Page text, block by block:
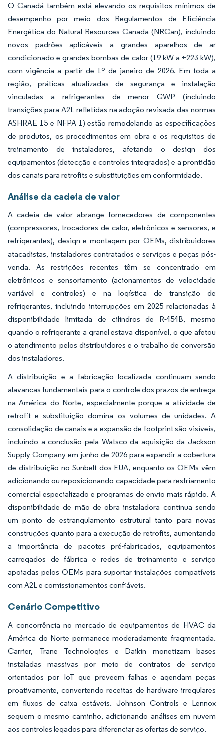
O Canadá também está elevando os requisitos mínimos de
desempenho por meio dos Regulamentos de Eficiência
Energética do Natural Resources Canada (NRCan), incluindo
novos padrões aplicáveis a grandes aparelhos de ar
condicionado e grandes bombas de calor (19 kW a <223 kW),
com vigência a partir de 1º de janeiro de 2026. Em toda a
região, práticas atualizadas de segurança e instalação
vinculadas a refrigerantes de menor GWP (incluindo
transições para A2L refletidas na adoção revisada das normas
ASHRAE 15 e NFPA 1) estão remodelando as especificações
de produtos, os procedimentos em obra e os requisitos de
treinamento de instaladores, afetando o design dos
equipamentos (detecção e controles integrados) e a prontidão
dos canais para retrofits e substituições em conformidade.
Análise da cadeia de valor
A cadeia de valor abrange fornecedores de componentes
(compressores, trocadores de calor, eletrônicos e sensores, e
refrigerantes), design e montagem por OEMs, distribuidores
atacadistas, instaladores contratados e serviços e peças pós-
venda. As restrições recentes têm se concentrado em
eletrônicos e sensoriamento (acionamentos de velocidade
variável e controles) e na logística de transição de
refrigerantes, incluindo interrupções em 2025 relacionadas à
disponibilidade limitada de cilindros de R-454B, mesmo
quando o refrigerante a granel estava disponível, o que afetou
o atendimento pelos distribuidores e o trabalho de conversão
dos instaladores.
A distribuição e a fabricação localizada continuam sendo
alavancas fundamentais para o controle dos prazos de entrega
na América do Norte, especialmente porque a atividade de
retrofit e substituição domina os volumes de unidades. A
consolidação de canais e a expansão de footprint são visíveis,
incluindo a conclusão pela Watsco da aquisição da Jackson
Supply Company em junho de 2026 para expandir a cobertura
de distribuição no Sunbelt dos EUA, enquanto os OEMs vêm
adicionando ou reposicionando capacidade para resfriamento
comercial especializado e programas de envio mais rápido. A
disponibilidade de mão de obra instaladora continua sendo
um ponto de estrangulamento estrutural tanto para novas
construções quanto para a execução de retrofits, aumentando
a importância de pacotes pré-fabricados, equipamentos
carregados de fábrica e redes de treinamento e serviço
apoiadas pelos OEMs para suportar instalações compatíveis
com A2L e comissionamentos confiáveis.
Cenário Competitivo
A concorrência no mercado de equipamentos de HVAC da
América do Norte permanece moderadamente fragmentada.
Carrier, Trane Technologies e Daikin monetizam bases
instaladas massivas por meio de contratos de serviço
orientados por IoT que preveem falhas e agendam peças
proativamente, convertendo receitas de hardware irregulares
em fluxos de caixa estáveis. Johnson Controls e Lennox
seguem o mesmo caminho, adicionando análises em nuvem
aos controles legados para diferenciar as ofertas de serviço.